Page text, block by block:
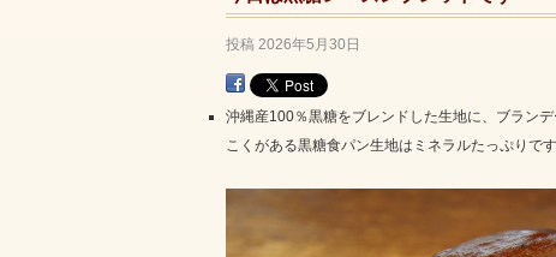
投稿 2026年5月30日
沖縄産100％黒糖をブレンドした生地に、ブラン
こくがある黒糖食パン生地はミネラルたっぷりです